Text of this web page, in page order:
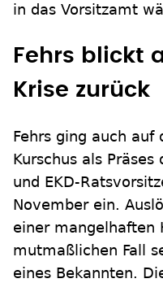
in das Vorsitzamt
Fehrs blickt
Krise zurück
Fehrs ging auch auf
Kurschus als
und EKD-
November ein.
einer mangelhaften
mutmaßlichen Fall
eines Bekannten.